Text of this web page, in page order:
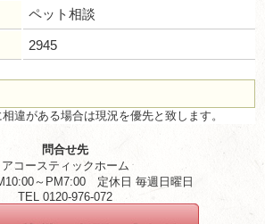
ペット相談
2945
違がある場合は現況を優先と致します。
問合せ先
アコースティックホーム
～PM7:00 定休日 毎週日曜日
TEL 0120-976-072